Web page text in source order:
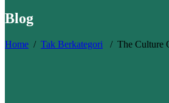
Blog
Home / Tak Berkategori / The Culture